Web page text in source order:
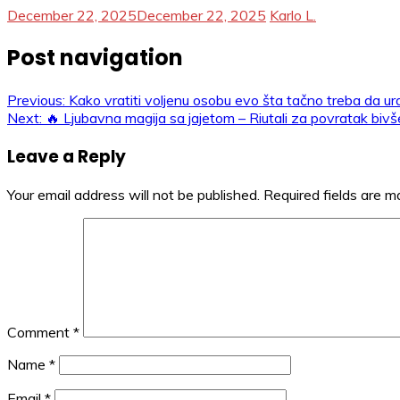
December 22, 2025December 22, 2025 Karlo L.
Post navigation
Previous: Kako vratiti voljenu osobu evo šta tačno treba da
Next: 🔥 Ljubavna magija sa jajetom – Riutali za povratak
Leave a Reply
Your email address will not be published. Required fields are
Comment *
Name *